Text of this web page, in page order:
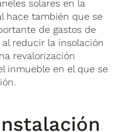
solares en la
hace también que se
de gastos de
reducir la insolación
revalorización
inmueble en el que se